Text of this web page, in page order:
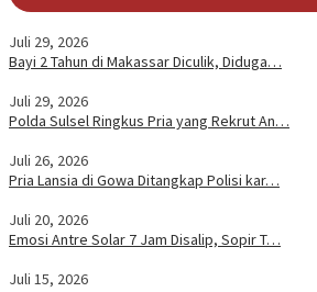
Juli 29, 2026
Bayi 2 Tahun di Makassar Diculik, Diduga…
Juli 29, 2026
Polda Sulsel Ringkus Pria yang Rekrut An…
Juli 26, 2026
Pria Lansia di Gowa Ditangkap Polisi kar…
Juli 20, 2026
Emosi Antre Solar 7 Jam Disalip, Sopir T…
Juli 15, 2026